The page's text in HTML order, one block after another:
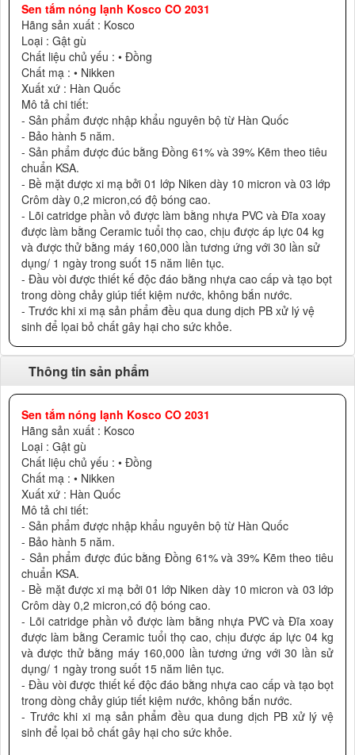
Sen tắm nóng lạnh Kosco CO 2031
Hãng sản xuất : Kosco
Loại : Gật gù
Chất liệu chủ yếu : • Đồng
Chất mạ : • Nikken
Xuất xứ : Hàn Quốc
Mô tả chi tiết:
- Sản phẩm được nhập khẩu nguyên bộ từ Hàn Quốc
- Bảo hành 5 năm.
- Sản phẩm được đúc bằng Đồng 61% và 39% Kẽm theo tiêu
chuẩn KSA.
- Bề mặt được xi mạ bởi 01 lớp Niken dày 10 micron và 03 lớp
Crôm dày 0,2 micron,có độ bóng cao.
- Lõi catridge phần vỏ được làm bằng nhựa PVC và Đĩa xoay
được làm bằng Ceramic tuổi thọ cao, chịu được áp lực 04 kg
và được thử bằng máy 160,000 lần tương ứng với 30 lần sử
dụng/ 1 ngày trong suốt 15 năm liên tục.
- Đầu vòi được thiết kế độc đáo bằng nhựa cao cấp và tạo bọt
trong dòng chảy giúp tiết kiệm nước, không bắn nước.
- Trước khi xi mạ sản phẩm đều qua dung dịch PB xử lý vệ
sinh để lọai bỏ chất gây hại cho sức khỏe.
Thông tin sản phẩm
Sen tắm nóng lạnh Kosco CO 2031
Hãng sản xuất : Kosco
Loại : Gật gù
Chất liệu chủ yếu : • Đồng
Chất mạ : • Nikken
Xuất xứ : Hàn Quốc
Mô tả chi tiết:
- Sản phẩm được nhập khẩu nguyên bộ từ Hàn Quốc
- Bảo hành 5 năm.
- Sản phẩm được đúc bằng Đồng 61% và 39% Kẽm theo tiêu
chuẩn KSA.
- Bề mặt được xi mạ bởi 01 lớp Niken dày 10 micron và 03 lớp
Crôm dày 0,2 micron,có độ bóng cao.
- Lõi catridge phần vỏ được làm bằng nhựa PVC và Đĩa xoay
được làm bằng Ceramic tuổi thọ cao, chịu được áp lực 04 kg
và được thử bằng máy 160,000 lần tương ứng với 30 lần sử
dụng/ 1 ngày trong suốt 15 năm liên tục.
- Đầu vòi được thiết kế độc đáo bằng nhựa cao cấp và tạo bọt
trong dòng chảy giúp tiết kiệm nước, không bắn nước.
- Trước khi xi mạ sản phẩm đều qua dung dịch PB xử lý vệ
sinh để lọai bỏ chất gây hại cho sức khỏe.